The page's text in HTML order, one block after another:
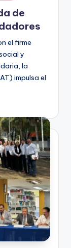
de
el firme
y
la
impulsa el